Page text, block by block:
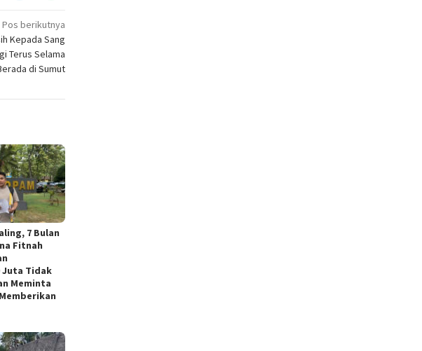
Pos berikutnya
Kepada Sang
Terus Selama
di Sumut
7 Bulan
Fitnah
Juta Tidak
Meminta